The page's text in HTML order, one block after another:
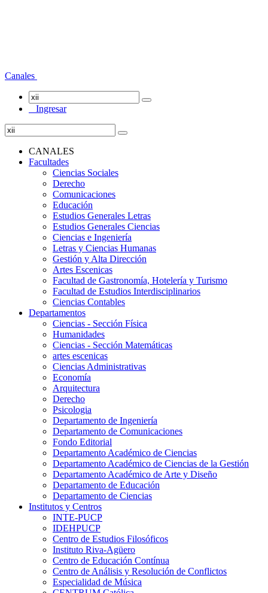
Canales
Ingresar
CANALES
Facultades
Ciencias Sociales
Derecho
Comunicaciones
Educación
Estudios Generales Letras
Estudios Generales Ciencias
Ciencias e Ingeniería
Letras y Ciencias Humanas
Gestión y Alta Dirección
Artes Escenicas
Facultad de Gastronomía, Hotelería y Turismo
Facultad de Estudios Interdisciplinarios
Ciencias Contables
Departamentos
Ciencias - Sección Física
Humanidades
Ciencias - Sección Matemáticas
artes escenicas
Ciencias Administrativas
Economía
Arquitectura
Derecho
Psicologia
Departamento de Ingeniería
Departamento de Comunicaciones
Fondo Editorial
Departamento Académico de Ciencias
Departamento Académico de Ciencias de la Gestión
Departamento Académico de Arte y Diseño
Departamento de Educación
Departamento de Ciencias
Institutos y Centros
INTE-PUCP
IDEHPUCP
Centro de Estudios Filosóficos
Instituto Riva-Agüero
Centro de Educación Contínua
Centro de Análisis y Resolución de Conflictos
Especialidad de Música